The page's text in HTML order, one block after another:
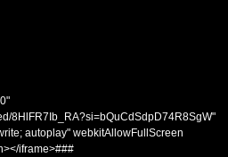
8HlFR7Ib_RA?si=bQuCdSdpD74R8SgW"
autoplay" webkitAllowFullScreen
iframe>###